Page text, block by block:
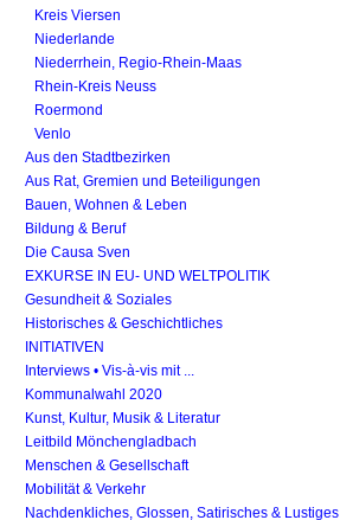
Kreis Viersen
Niederlande
Niederrhein, Regio-Rhein-Maas
Rhein-Kreis Neuss
Roermond
Venlo
Aus den Stadtbezirken
Aus Rat, Gremien und Beteiligungen
Bauen, Wohnen & Leben
Bildung & Beruf
Die Causa Sven
EXKURSE IN EU- UND WELTPOLITIK
Gesundheit & Soziales
Historisches & Geschichtliches
INITIATIVEN
Interviews • Vis-à-vis mit ...
Kommunalwahl 2020
Kunst, Kultur, Musik & Literatur
Leitbild Mönchengladbach
Menschen & Gesellschaft
Mobilität & Verkehr
Nachdenkliches, Glossen, Satirisches & Lustiges